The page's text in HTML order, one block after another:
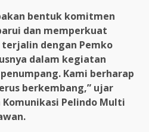
bentuk komitmen
dan memperkuat
dengan Pemko
dalam kegiatan
Kami berharap
berkembang,” ujar
Pelindo Multi